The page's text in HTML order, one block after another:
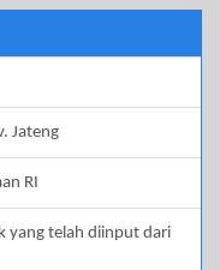
Jateng
RI
yang telah diinput dari